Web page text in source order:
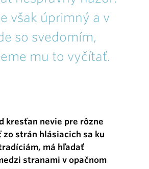
však úprimný a v
so svedomím,
mu to vyčítať.
kresťan nevie pre rôzne
zo strán hlásiacich sa ku
má hľadať
stranami v opačnom